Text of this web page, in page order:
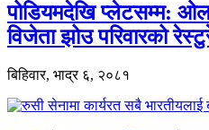
पोडियमदेखि प्लेटसम्म:
विजेता झोउ परिवारको
बिहिवार, भाद्र ६, २०८१